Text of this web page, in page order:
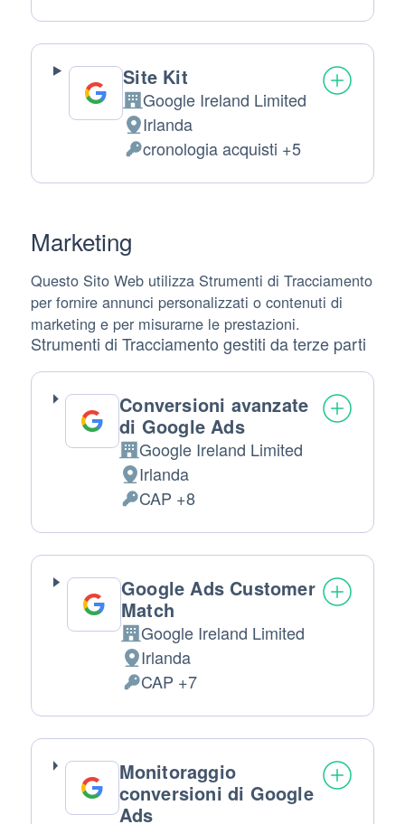
Site Kit
Azienda:
Google Ireland Limited
Luogo del trattamento:
Irlanda
Dati Personali trattati:
cronologia acquisti +5
Marketing
Questo Sito Web utilizza Strumenti di Tracciamento
per fornire annunci personalizzati o contenuti di
marketing e per misurarne le prestazioni.
Strumenti di Tracciamento gestiti da terze parti
Conversioni avanzate
di Google Ads
Azienda:
Google Ireland Limited
Luogo del trattamento:
Irlanda
Dati Personali trattati:
CAP +8
Google Ads Customer
Match
Azienda:
Google Ireland Limited
Luogo del trattamento:
Irlanda
Dati Personali trattati:
CAP +7
Monitoraggio
conversioni di Google
Ads